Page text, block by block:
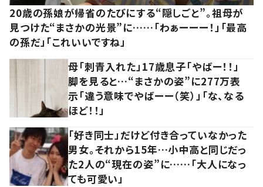
20歳の孫娘が帰省のたびにする“隠しごと”。祖母が
見つけた“まさかの光景”に……「わぁーーー！」「最高
の孫だ」「これいいですね」
母「刺青入れた」17歳息子「やばー！！」
脚を見ると…“まさかの姿”に277万表
示「違う意味でやばーー（笑）」「な、なる
ほど！！」
「好き同士」だけど付き合っていなかった
男女。それから15年…小中高と同じだっ
た2人の“現在の姿”に……「大人になっ
ても可愛い」